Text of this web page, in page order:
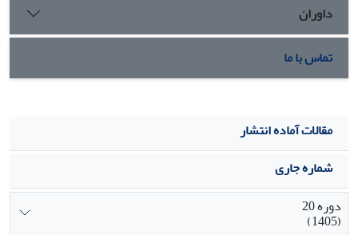
داوران
تماس با ما
مقالات آماده انتشار
شماره جاری
دوره 20
(1405)